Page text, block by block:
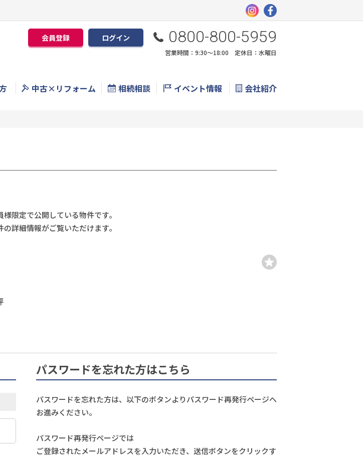
会員登録 ログイン 0800-800-5959
営業時間：9:30〜18:00 定休日：水曜日
中古×リフォーム 相続相談 イベント情報 会社紹介
限定で公開している物件です。
詳細情報がご覧いただけます。
パスワードを忘れた方はこちら
パスワードを忘れた方は、以下のボタンよりパスワード再発行ページへ
お進みください。
パスワード再発行ページでは
ご登録されたメールアドレスを入力いただき、送信ボタンをクリックす